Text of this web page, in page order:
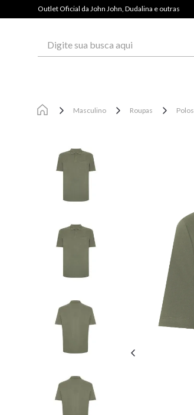
Outlet Oficial da John John, Dudalina e outras
Masculino Roupas Polos